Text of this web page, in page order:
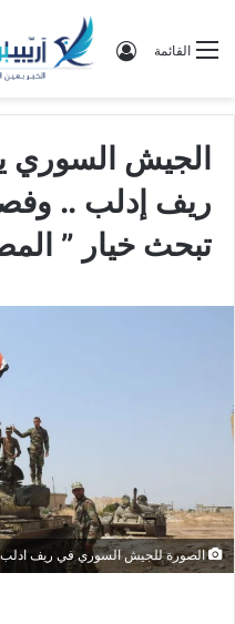
القائمة تسجيل الدخول
الجيش السوري
ريف إدلب ..
تبحث خيار ”
الصورة للجيش السوري في ريف ادلب